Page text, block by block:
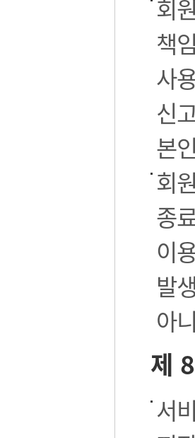
회
책
사
신
본
회
종
이
발
아
제
서